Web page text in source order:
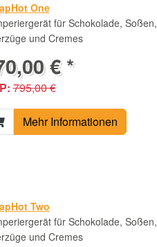
One
für Schokolade, Soßen,
und Cremes
€ *
795,00 €
Mehr Informationen
Two
für Schokolade, Soßen,
und Cremes